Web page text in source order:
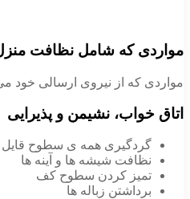
مواردی که شامل نظافت
مواردی که از نیروی ارسالی خود می
اتاق خواب، نشیمن و پذیرایی
گردگیری همه ی سطوح
نظافت شیشه ها و آینه ها
تمیز کردن سطوح کف
برداشتن زباله ها